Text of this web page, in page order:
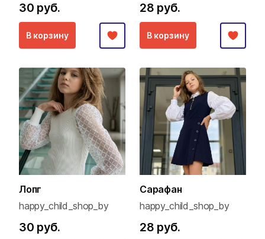
30 руб.
В корзину
28 руб.
В корзину
Лопг
happy_child_shop_by
30 руб.
Сарафан
happy_child_shop_by
28 руб.